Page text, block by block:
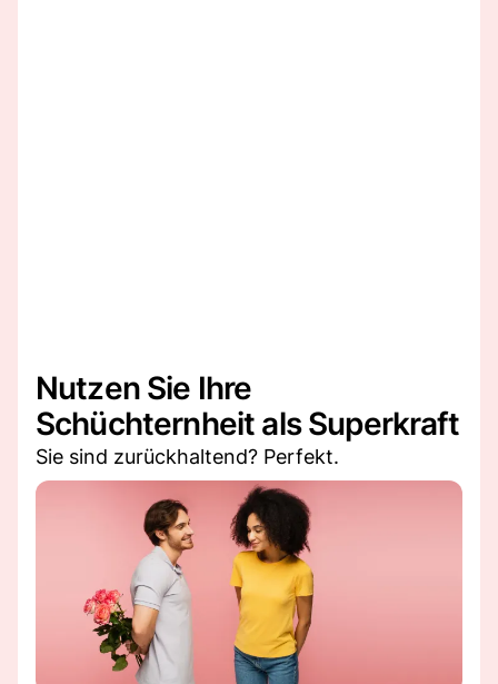
Nutzen Sie Ihre
Schüchternheit als Superkraft
Sie sind zurückhaltend? Perfekt.